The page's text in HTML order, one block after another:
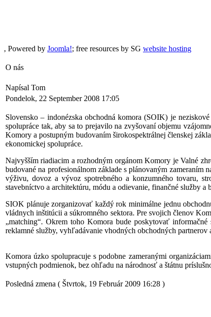
, Powered by Joomla!; free resources by SG website hosting
O nás
Napísal Tom
Pondelok, 22 September 2008 17:05
Slovensko – indonézska obchodná komora (SOIK) je
spolupráce tak, aby sa to prejavilo na zvyšovaní objemu
Komory a postupným budovaním širokospektrálnej členskej
ekonomickej spolupráce.
Najvyšším riadiacim a rozhodným orgánom Komory je Valné
budované na profesionálnom základe s plánovaným
výživu, dovoz a vývoz spotrebného a konzumného tovaru,
stavebníctvo a architektúru, módu a odievanie, finančné služby a
SIOK plánuje zorganizovať každý rok minimálne jednu
vládnych inštitúcii a súkromného sektora. Pre svojich členov
„matching“. Okrem toho Komora bude poskytovať
reklamné služby, vyhľadávanie vhodných obchodných
Komora úzko spolupracuje s podobne zameranými
vstupných podmienok, bez ohľadu na národnosť a štátnu
Posledná zmena ( Štvrtok, 19 Február 2009 16:28 )